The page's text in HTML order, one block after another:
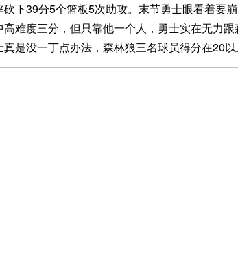
砍下39分5个篮板5次助攻。末节勇士眼看着要
高难度三分，但只靠他一个人，勇士实在无力
是没一丁点办法，森林狼三名球员得分在20以